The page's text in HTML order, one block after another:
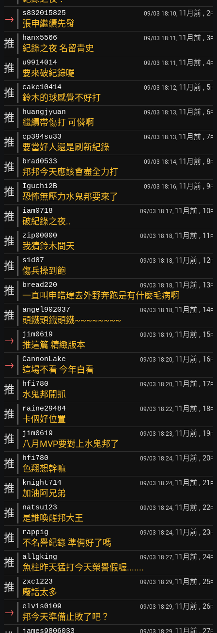
→ s832015825 09/03 18:10, 11月前 , 2F
張申繼續先發
推 hanx5566 09/03 18:11, 11月前 , 3F
紀錄之夜 名留青史
推 u9914014 09/03 18:11, 11月前 , 4F
要來破紀錄囉
推 cake10414 09/03 18:12, 11月前 , 5F
鈴木的球感覺不好打
推 huangjyuan 09/03 18:13, 11月前 , 6F
繼續帶傷打 可憐啊
推 cp394su33 09/03 18:13, 11月前 , 7F
要當好人還是刷新紀錄
推 brad0533 09/03 18:14, 11月前 , 8F
邦邦今天應該會盡全力打
推 Iguchi2B 09/03 18:16, 11月前 , 9F
恐怖無壓力水鬼邦要來了
推 iam0718 09/03 18:17, 11月前 , 10F
破紀錄之夜..
推 zip00000 09/03 18:18, 11月前 , 11 F
我猜鈴木問天
推 s1d87 09/03 18:18, 11月前 , 12F
傷兵操到飽
推 bread220 09/03 18:18, 11月前 , 13F
一直叫申皓瑋去外野奔跑是有什麼毛病啊
推 angel902037 09/03 18:18, 11月前 , 14F
頭鐵頭鐵頭鐵~~~~~~~~
→ jim0619 09/03 18:19, 11月前 , 15F
推這篇 精緻版本
→ CannonLake 09/03 18:20, 11月前 , 16F
這場不看 今年白看
推 hfi780 09/03 18:20, 11月前 , 17F
水鬼邦開抓
推 raine29484 09/03 18:22, 11月前 , 18F
卡個好位置
推 jim0619 09/03 18:23, 11月前 , 19F
八月MVP要對上水鬼邦了
推 hfi780 09/03 18:24, 11月前 , 20F
色翔想幹嘛
推 knight714 09/03 18:24, 11月前 , 21 F
加油阿兄弟
推 natsu123 09/03 18:24, 11月前 , 22F
是誰喚醒邦大王
推 rappig 09/03 18:24, 11月前 , 23F
不名譽紀錄 準備好了嗎
推 allgking 09/03 18:27, 11月前 , 24F
魚柱昨天猛打今天榮譽假喔.......
推 zxc1223 09/03 18:29, 11月前 , 25F
廢話太多
→ elvis0109 09/03 18:29, 11月前 , 26F
邦今天準備止敗了吧？
james9806033 09/03 18:29, 11月前 , 27